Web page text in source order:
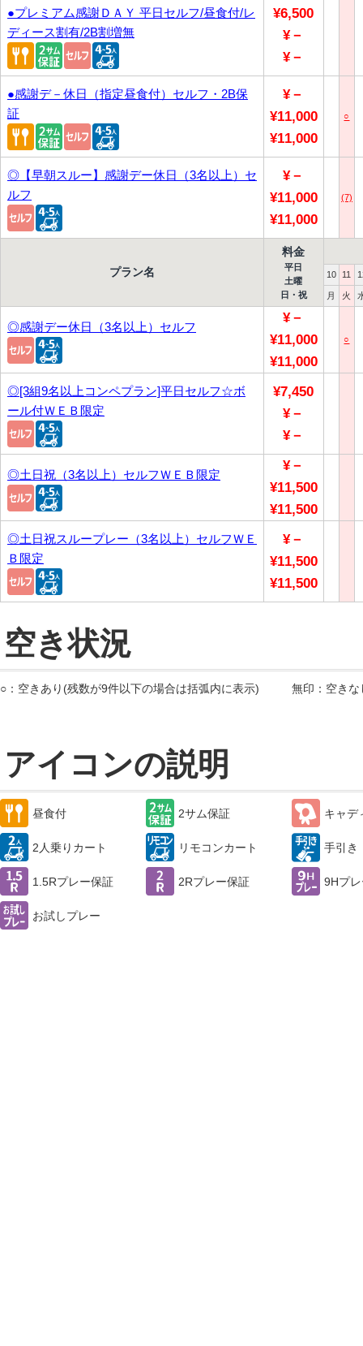
●プレミアム感謝ＤＡＹ 平日セルフ/昼食付/レ
ディース割有/2B割増無
¥6,500
¥－
¥－
●感謝デ－休日（指定昼食付）セルフ・2B保
証
¥－
¥11,000
¥11,000
○
◎【早朝スルー】感謝デー休日（3名以上）セ
ルフ
¥－
¥11,000
¥11,000
(7)
プラン名
料金
平日
土曜
日・祝
10 11
月 火
◎感謝デー休日（3名以上）セルフ
¥－
¥11,000
¥11,000
○
◎[3組9名以上コンペプラン]平日セルフ☆ボ
ール付ＷＥＢ限定
¥7,450
¥－
¥－
◎土日祝（3名以上）セルフＷＥＢ限定
¥－
¥11,500
¥11,500
◎土日祝スループレー（3名以上）セルフＷＥ
Ｂ限定
¥－
¥11,500
¥11,500
空き状況
○：空きあり(残数が9件以下の場合は括弧内に表示) 無印：空きな
アイコンの説明
昼食付 2サム保証 キャデ
2人乗りカート リモコンカート 手引き
1.5Rプレー保証 2Rプレー保証 9Hプ
お試しプレー